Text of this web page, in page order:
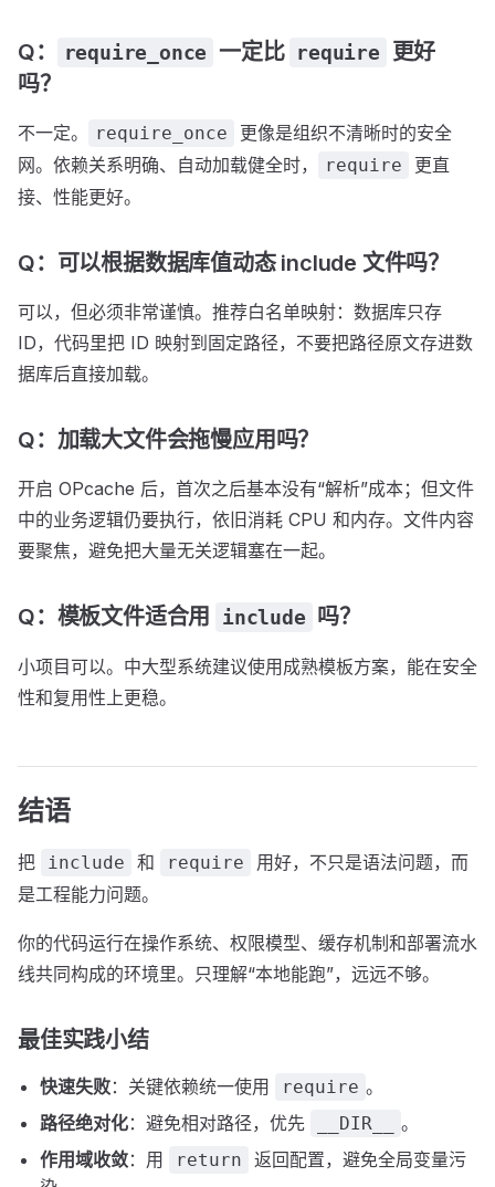
Q： require_once 一定比 require 更好
吗？
不一定。 require_once
更像是组织不清晰时的安全
网。依赖关系明确、自动加载健全时，
require
更直
接、性能更好。
Q：可以根据数据库值动态 include 文件吗？
可以，但必须非常谨慎。推荐白名单映射：数据库只存
ID，代码里把 ID 映射到固定路径，不要把路径原文存进数
据库后直接加载。
Q：加载大文件会拖慢应用吗？
开启 OPcache 后，首次之后基本没有“解析”成本；但文件
中的业务逻辑仍要执行，依旧消耗 CPU 和内存。文件内容
要聚焦，避免把大量无关逻辑塞在一起。
Q：模板文件适合用 include 吗？
小项目可以。中大型系统建议使用成熟模板方案，能在安全
性和复用性上更稳。
结语
把 include 和 require
用好，不只是语法问题，而
是工程能力问题。
你的代码运行在操作系统、权限模型、缓存机制和部署流水
线共同构成的环境里。只理解“本地能跑”，远远不够。
最佳实践小结
快速失败：关键依赖统一使用 require 。
路径绝对化：避免相对路径，优先 __DIR__
。
作用域收敛：用 return
返回配置，避免全局变量污